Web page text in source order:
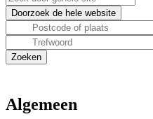
Algemeen